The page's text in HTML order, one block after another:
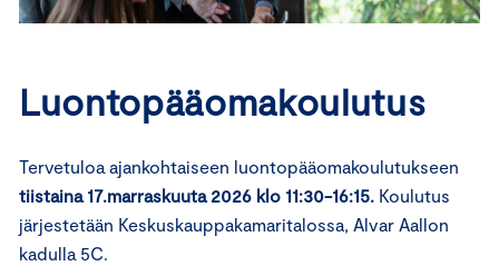
Luontopääomakoulutus
Tervetuloa ajankohtaiseen luontopääomakoulutukseen
tiistaina 17.marraskuuta 2026 klo 11:30-16:15. Koulutus
järjestetään Keskuskauppakamaritalossa, Alvar Aallon
kadulla 5C.